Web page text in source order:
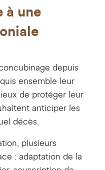
à une
depuis
ensemble leur
de protéger leur
anticiper les
décès.
plusieurs
: adaptation de la